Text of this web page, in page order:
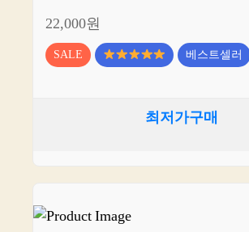
22,000원
SALE 베스트셀러
최저가구매